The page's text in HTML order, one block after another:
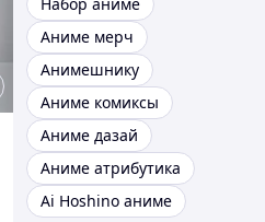
Аниме мерч
Анимешнику
Аниме комиксы
Аниме дазай
Аниме атрибутика
Ai Hoshino аниме